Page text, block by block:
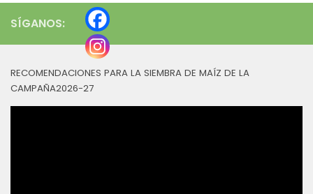
SÍGANOS:
RECOMENDACIONES PARA LA SIEMBRA DE MAÍZ DE LA
CAMPAÑA2026-27